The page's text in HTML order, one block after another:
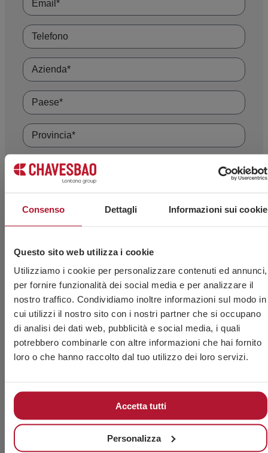
Consenso Dettagli Informazioni sui cookie
Questo sito web utilizza i cookie
Utilizziamo i cookie per personalizzare contenuti ed annunci,
per fornire funzionalità dei social media e per analizzare il
nostro traffico. Condividiamo inoltre informazioni sul modo in
cui utilizzi il nostro sito con i nostri partner che si occupano
di analisi dei dati web, pubblicità e social media, i quali
potrebbero combinarle con altre informazioni che hai fornito
loro o che hanno raccolto dal tuo utilizzo dei loro servizi.
Accetta tutti
Personalizza
Accetto l’uso dei miei dati personali da parte del
personale tecnico di CHAVES BILBAO, S.L. (CIF B-
48044473) affinché mi contatti esclusivamente per
fornirmi informazioni e consulenza sui suoi prodotti.
Ho letto e accetto l’Avviso Legale
l’Informativa
le cui finalità, possibili cessioni e altre circostanze vengono specificate al
richieste, gestire il rapporto stabilito, amministrazione e gestione